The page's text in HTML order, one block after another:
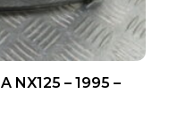
NX125 – 1995 –